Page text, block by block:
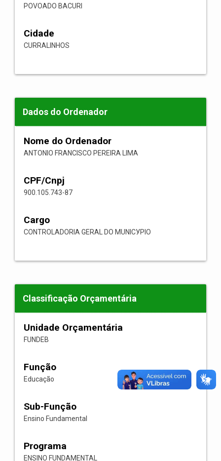
POVOADO BACURI
Cidade
CURRALINHOS
Dados do Ordenador
Nome do Ordenador
ANTONIO FRANCISCO PEREIRA LIMA
CPF/Cnpj
900.105.743-87
Cargo
CONTROLADORIA GERAL DO MUNICУPIO
Classificação Orçamentária
Unidade Orçamentária
FUNDEB
Função
Educação
Sub-Função
Ensino Fundamental
Programa
ENSINO FUNDAMENTAL